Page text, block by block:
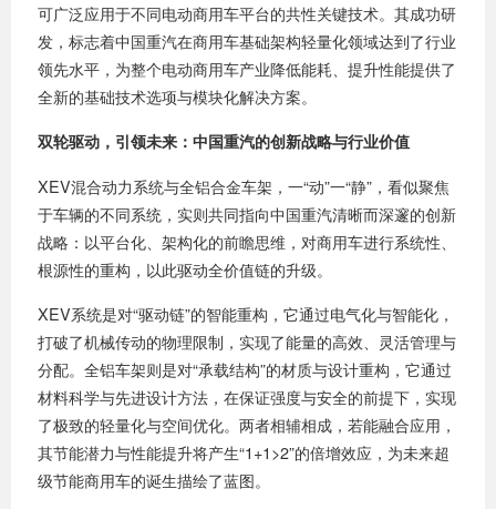
可广泛应用于不同电动商用车平台的共性关键技术。其成功研
发，标志着中国重汽在商用车基础架构轻量化领域达到了行业
领先水平，为整个电动商用车产业降低能耗、提升性能提供了
全新的基础技术选项与模块化解决方案。
双轮驱动，引领未来：中国重汽的创新战略与行业价值
XEV混合动力系统与全铝合金车架，一“动”一“静”，看似聚焦
于车辆的不同系统，实则共同指向中国重汽清晰而深邃的创新
战略：以平台化、架构化的前瞻思维，对商用车进行系统性、
根源性的重构，以此驱动全价值链的升级。
XEV系统是对“驱动链”的智能重构，它通过电气化与智能化，
打破了机械传动的物理限制，实现了能量的高效、灵活管理与
分配。全铝车架则是对“承载结构”的材质与设计重构，它通过
材料科学与先进设计方法，在保证强度与安全的前提下，实现
了极致的轻量化与空间优化。两者相辅相成，若能融合应用，
其节能潜力与性能提升将产生“1+1>2”的倍增效应，为未来超
级节能商用车的诞生描绘了蓝图。